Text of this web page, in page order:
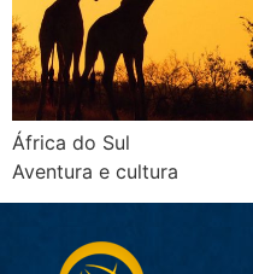
África do Sul
Aventura e cultura